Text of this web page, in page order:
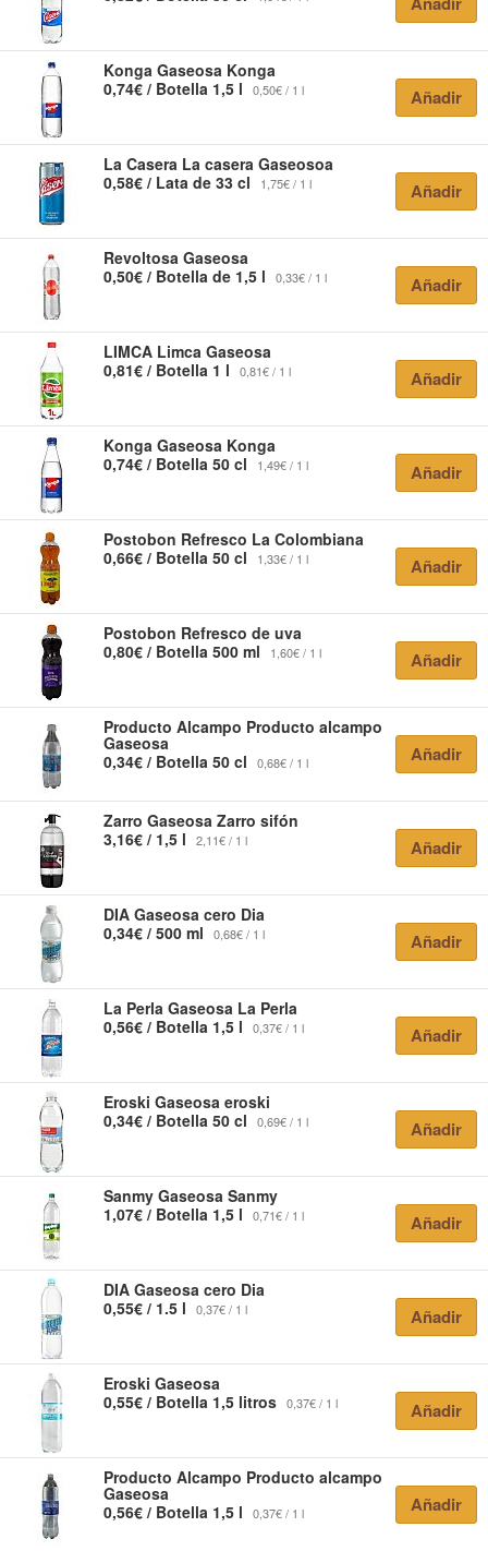
Konga Gaseosa Konga
0,74€ / Botella 1,5 l
0,50€ / 1 l Añadir
La Casera La casera Gaseosoa
0,58€ / Lata de 33 cl
1,75€ / 1 l Añadir
Revoltosa Gaseosa
0,50€ / Botella de 1,5 l
0,33€ / 1 l Añadir
LIMCA Limca Gaseosa
0,81€ / Botella 1 l
0,81€ / 1 l Añadir
Konga Gaseosa Konga
0,74€ / Botella 50 cl
1,49€ / 1 l Añadir
Postobon Refresco La Colombiana
0,66€ / Botella 50 cl
1,33€ / 1 l Añadir
Postobon Refresco de uva
0,80€ / Botella 500 ml
1,60€ / 1 l Añadir
Producto Alcampo Producto alcampo
Gaseosa
0,34€ / Botella 50 cl
0,68€ / 1 l Añadir
Zarro Gaseosa Zarro sifón
3,16€ / 1,5 l
2,11€ / 1 l Añadir
DIA Gaseosa cero Dia
0,34€ / 500 ml
0,68€ / 1 l Añadir
La Perla Gaseosa La Perla
0,56€ / Botella 1,5 l
0,37€ / 1 l Añadir
Eroski Gaseosa eroski
0,34€ / Botella 50 cl
0,69€ / 1 l Añadir
Sanmy Gaseosa Sanmy
1,07€ / Botella 1,5 l
0,71€ / 1 l Añadir
DIA Gaseosa cero Dia
0,55€ / 1.5 l
0,37€ / 1 l Añadir
Eroski Gaseosa
0,55€ / Botella 1,5 litros 0,37€ / 1 l Añadir
Producto Alcampo Producto alcampo
Gaseosa
0,56€ / Botella 1,5 l
0,37€ / 1 l Añadir